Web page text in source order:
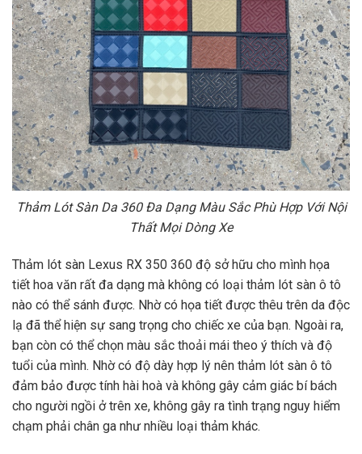
Thảm Lót Sàn Da 360 Đa Dạng Màu Sắc Phù Hợp Với Nội
Thất Mọi Dòng Xe
Thảm lót sàn Lexus RX 350 360 độ sở hữu cho mình họa
tiết hoa văn rất đa dạng mà không có loại thảm lót sàn ô tô
nào có thể sánh được. Nhờ có họa tiết được thêu trên da độc
lạ đã thể hiện sự sang trọng cho chiếc xe của bạn. Ngoài ra,
bạn còn có thể chọn màu sắc thoải mái theo ý thích và độ
tuổi của mình. Nhờ có độ dày hợp lý nên thảm lót sàn ô tô
đảm bảo được tính hài hoà và không gây cảm giác bí bách
cho người ngồi ở trên xe, không gây ra tình trạng nguy hiểm
chạm phải chân ga như nhiều loại thảm khác.